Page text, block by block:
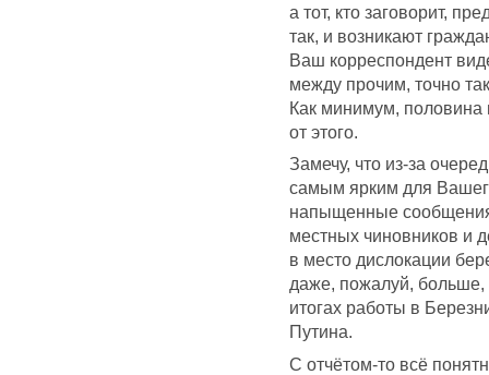
а тот, кто заговорит,
так, и возникают
Ваш корреспондент
между прочим, точно
Как минимум,
от этого.
Замечу, что из-за
самым ярким для
напыщенные
местных чиновников и
в место дислокации
даже, пожалуй, больше,
итогах работы в
Путина.
С отчётом-то всё